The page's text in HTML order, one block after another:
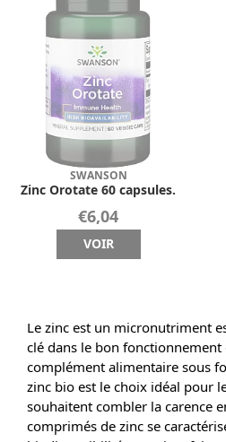
SWANSON
Zinc Orotate 60 capsules.
€6,04
VOIR
Le zinc est un micronutriment
clé dans le bon fonctionnement
complément alimentaire sous
zinc bio est le choix idéal pour
souhaitent combler la carence
comprimés de zinc se